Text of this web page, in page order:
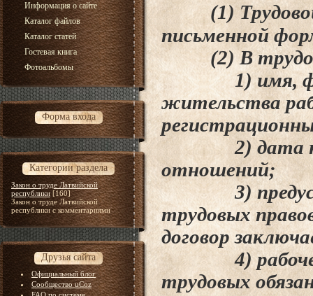
Информация о сайте
Каталог файлов
Каталог статей
Гостевая книга
Фотоальбомы
Форма входа
Категории раздела
Закон о труде Латвийской
республики [160]
Закон о труде Латвийской
республики с комментариями
Друзья сайта
Официальный блог
Сообщество uCoz
(1) Трудовой
письменной
(2) В
1) имя,
жительства
2) дата
отношений;
3)
трудовых
договор
4) рабочее
трудовых